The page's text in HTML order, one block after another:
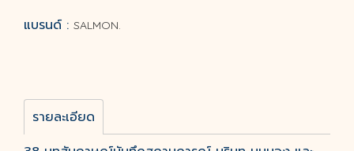
แบรนด์ : SALMON.
รายละเอียด